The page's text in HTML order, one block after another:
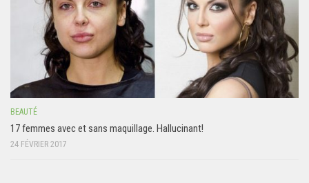
BEAUTÉ
17 femmes avec et sans maquillage. Hallucinant!
24 FÉVRIER 2017